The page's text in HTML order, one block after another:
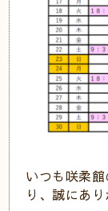
いつも咲柔
り、誠にあり